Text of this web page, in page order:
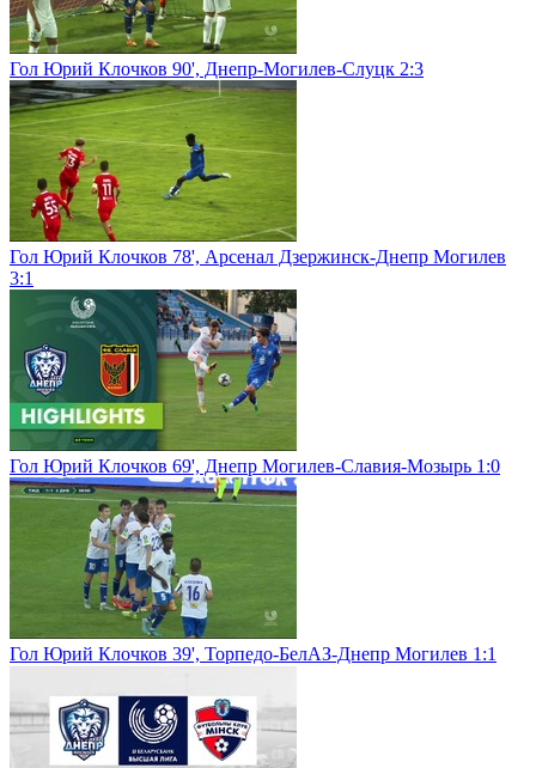
Гол Юрий Клочков 90', Днепр-Могилев-Слуцк 2:3
Гол Юрий Клочков 78', Арсенал Дзержинск-Днепр Могилев
3:1
Гол Юрий Клочков 69', Днепр Могилев-Славия-Мозырь 1:0
Гол Юрий Клочков 39', Торпедо-БелАЗ-Днепр Могилев 1:1